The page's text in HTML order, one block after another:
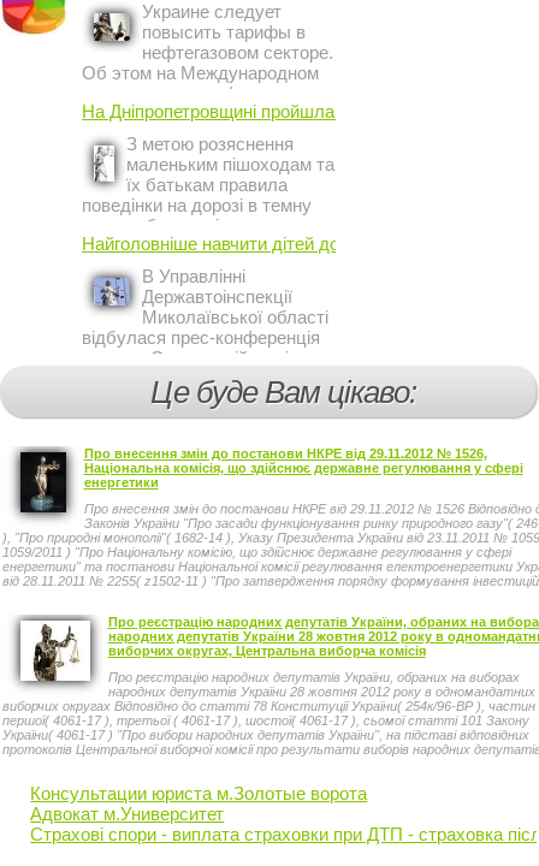
Украине следует
повысить тарифы в
нефтегазовом секторе.
Об этом на Международном
инвестиционном форуме в
Киеве заявил постоянный
представитель МВФ на
Украине Жером Ваше.
На Дніпропетровщині пройшла акція ...
З метою розяснення
маленьким пішоходам та
їх батькам правила
поведінки на дорозі в темну
пору доби, працівники сектору
профілактичної роботи відділу
ДАІ з обслуговування міста
Кривий Ріг провели ...
Найголовніше навчити дітей дотримуватися ...
В Управлінні
Державтоінспекції
Миколаївської області
відбулася прес-конференція
на тему Стан аварійності за
участю, з вини дітей і
пішоходів.Це буде Вам цікаво:
Про внесення змін до постанови НКРЕ від 29.11.2012 № 1526,
Національна комісія, що здійснює державне регулювання у сфері
енергетики
Про внесення змін до постанови НКРЕ від 29.11.2012 № 1526 Відповідно
Законів України "Про засади функціонування ринку природного газу"(
), "Про природні монополії"( 1682-14 ), Указу Президента України від 23.11.2011 №
1059/2011 ) "Про Національну комісію, що здійснює державне регулювання у сфері
енергетики" та постанови Національної комісії регулювання електроенергетики
від 28.11.2011 № 2255( z1502-11 ) "Про затвердження порядку формування
1502/20240, Національна комісія, що здійснює державне регулювання у сфері
ПОСТАНОВЛЯЄ:
Про реєстрацію народних депутатів України, обраних на
народних депутатів України 28 жовтня 2012 року в
виборчих округах, Центральна виборча комісія
Про реєстрацію народних депутатів України, обраних на виборах
народних депутатів України 28 жовтня 2012 року в одномандатних
виборчих округах Відповідно до статті 78 Конституції України( 254к/96-ВР ), частин
першої( 4061-17 ), третьої ( 4061-17 ), шостої( 4061-17 ), сьомої статті 101 Закону
України( 4061-17 ) "Про вибори народних депутатів України", на підставі відповідних
протоколів Центральної виборчої комісії про результати виборів народних
України ( 1932-15 ) "Про Центральну виборчу комісію", Центральна виборча комісія
постановляє:
Консультации юриста м.Золотые ворота
Адвокат м.Университет
Страхові спори - виплата страховки при ДТП - страховка